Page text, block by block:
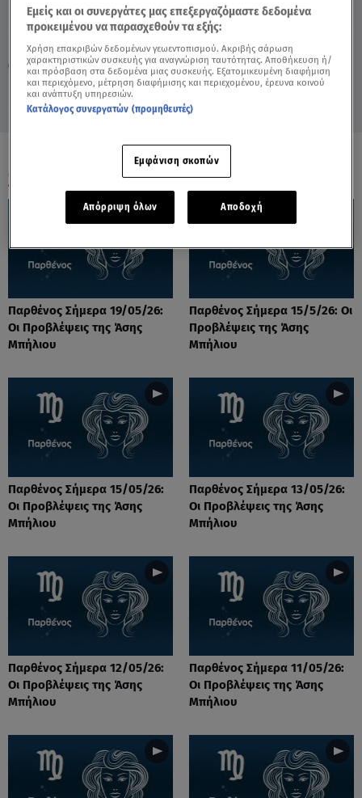
Κυριακή 9 Αυγούστου 2026
06.05.26, 11:44 ΖΩΔΙΑ
ΟΛΑ ΤΑ ΒΙΝΤΕΟ
Παρθένος Σήμερα 19/05/26:
Οι Προβλέψεις της Άσης
Μπήλιου
Παρθένος Σήμερα 15/5/26: Οι
Προβλέψεις της Άσης
Μπήλιου
Παρθένος Σήμερα 15/05/26:
Οι Προβλέψεις της Άσης
Μπήλιου
Παρθένος Σήμερα 13/05/26:
Οι Προβλέψεις της Άσης
Μπήλιου
Παρθένος Σήμερα 12/05/26:
Οι Προβλέψεις της Άσης
Μπήλιου
Παρθένος Σήμερα 11/05/26:
Οι Προβλέψεις της Άσης
Μπήλιου
Εμείς και οι συνεργάτες μας επεξεργαζόμαστε δεδομένα
προκειμένου να παρασχεθούν τα εξής:
Χρήση επακριβών δεδομένων γεωεντοπισμού. Ακριβής σάρωση
χαρακτηριστικών συσκευής για αναγνώριση ταυτότητας. Αποθήκευση ή/
και πρόσβαση στα δεδομένα μιας συσκευής. Εξατομικευμένη διαφήμιση
και περιεχόμενο, μέτρηση διαφήμισης και περιεχομένου, έρευνα κοινού
και ανάπτυξη υπηρεσιών.
Κατάλογος συνεργατών (προμηθευτές)
Εμφάνιση σκοπών
Απόρριψη όλων Αποδοχή